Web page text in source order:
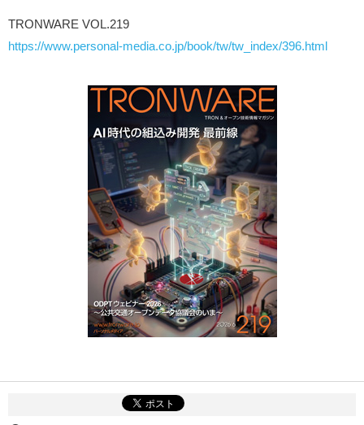
TRONWARE VOL.219
https://www.personal-media.co.jp/book/tw/tw_index/396.html